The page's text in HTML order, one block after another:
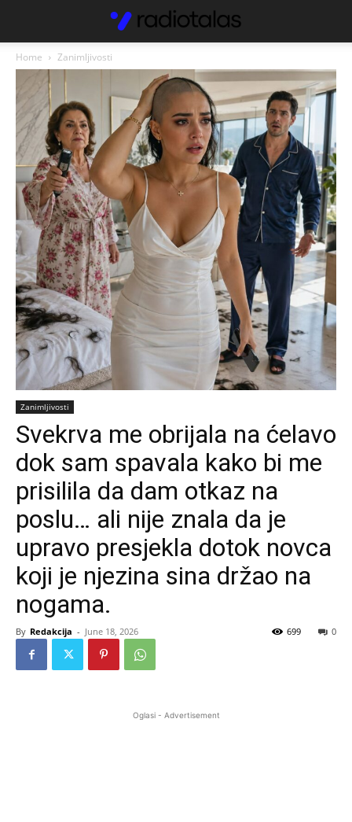
Home Zanimljivosti
Zanimljivosti
Svekrva me obrijala na ćelavo
dok sam spavala kako bi me
prisilila da dam otkaz na
poslu… ali nije znala da je
upravo presjekla dotok novca
koji je njezina sina držao na
nogama.
By Redakcija - June 18, 2026 0
699
Oglasi - Advertisement